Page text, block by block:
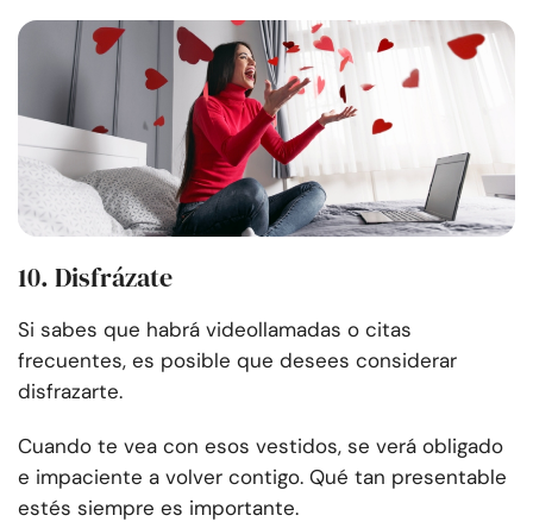
10. Disfrázate
Si sabes que habrá videollamadas o citas
frecuentes, es posible que desees considerar
disfrazarte.
Cuando te vea con esos vestidos, se verá obligado
e impaciente a volver contigo. Qué tan presentable
estés siempre es importante.